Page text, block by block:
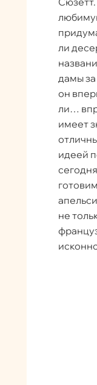
ли
дамы
он
ли…
имеет
идеей
не